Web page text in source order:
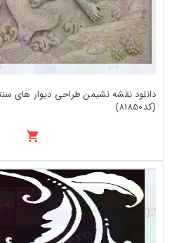
دانلود نقشه نشیمن طراحی دیوار های
(کد81850)